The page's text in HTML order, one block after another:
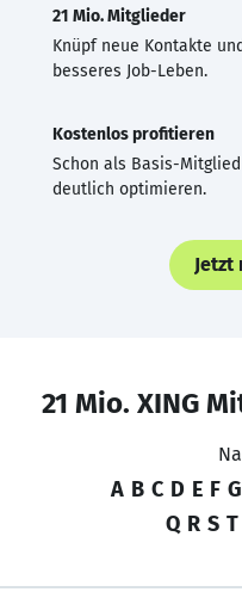
21 Mio. Mitglieder
Knüpf neue Kontakte
besseres Job-Leben.
Kostenlos profitieren
Schon als Basis-
deutlich optimieren.
Jetzt
21 Mio. XING
A B C D E F G
Q R S T